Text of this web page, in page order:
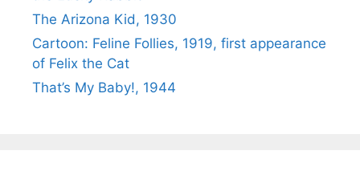
The Arizona Kid, 1930
Cartoon: Feline Follies, 1919, first appearance
of Felix the Cat
That’s My Baby!, 1944